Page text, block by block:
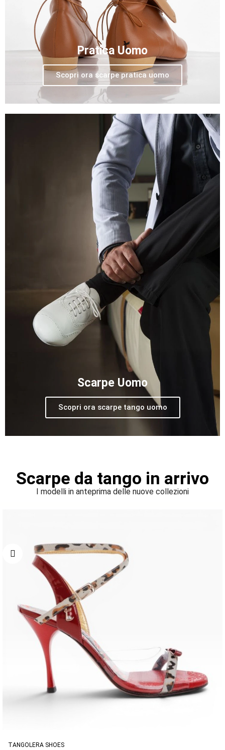
Pratica Uomo
Scopri ora scarpe pratica uomo
Scarpe Uomo
Scopri ora scarpe tango uomo
Scarpe da tango in arrivo
I modelli in anteprima delle nuove collezioni
TANGOLERA SHOES